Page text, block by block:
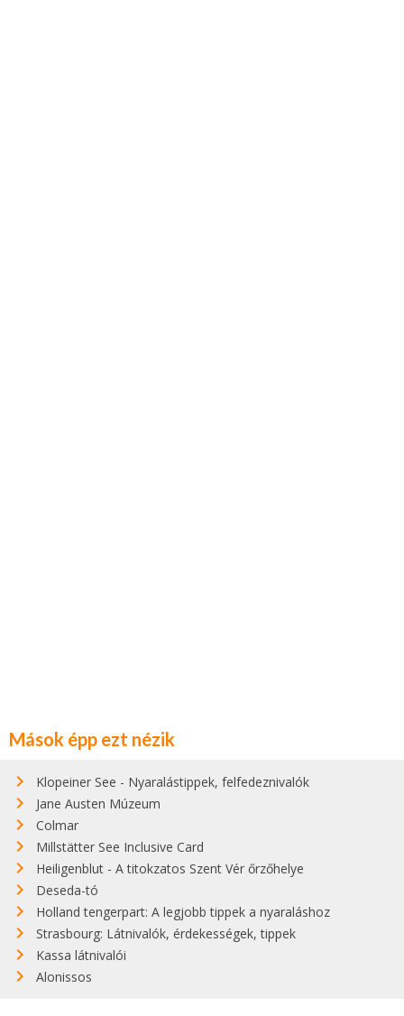
Mások épp ezt nézik
Klopeiner See - Nyaralástippek, felfedeznivalók
Jane Austen Múzeum
Colmar
Millstätter See Inclusive Card
Heiligenblut - A titokzatos Szent Vér őrzőhelye
Deseda-tó
Holland tengerpart: A legjobb tippek a nyaraláshoz
Strasbourg: Látnivalók, érdekességek, tippek
Kassa látnivalói
Alonissos